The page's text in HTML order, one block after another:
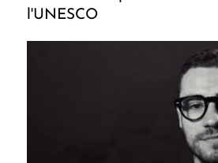
l'UNESCO